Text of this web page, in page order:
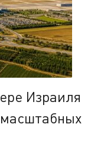
Израиля